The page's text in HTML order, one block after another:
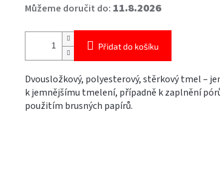
Můžeme doručit do: 11.8.2026
Přidat do košíku
Dvousložkový, polyesterový, stěrkový tmel –
k jemnějšímu tmelení, případně k zaplnění
použitím brusných papírů.